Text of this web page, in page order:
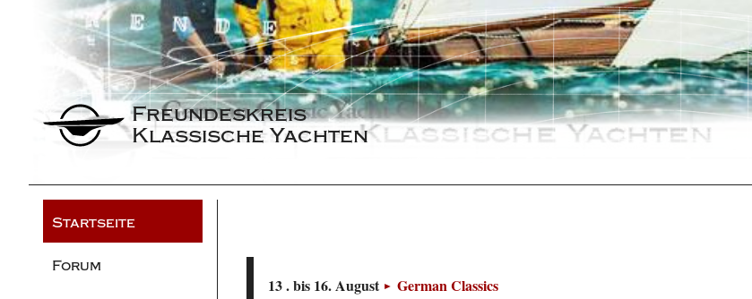
Freundeskreis
Klassische Yachten
Startseite
Forum
13 . bis 16. August German Classics